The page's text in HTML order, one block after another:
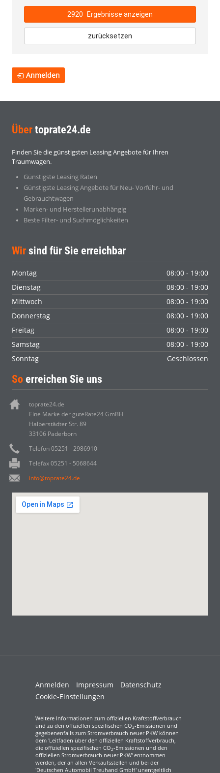
2920 Ergebnisse anzeigen
zurücksetzen
Anmelden
Über toprate24.de
Finden Sie die günstigsten Leasing Angebote für Ihren
Traumwagen.
Günstigste Leasing Raten
Günstigste Leasing Angebote für Neu- Vorführ- und
Gebrauchtwagen
Marken- und Herstellerunabhängig
Beste Filter- und Suchmöglichkeiten
Wir sind für Sie erreichbar
Montag
08:00 - 19:00
Dienstag
08:00 - 19:00
Mittwoch
08:00 - 19:00
Donnerstag
08:00 - 19:00
Freitag
08:00 - 19:00
Samstag
08:00 - 19:00
Sonntag
Geschlossen
So erreichen Sie uns
toprate24.de
Eine Marke der guteRate24 GmBH
Halberstädter Str. 89
33106 Paderborn
Telefon 05251 - 2986910
Telefax 05251 - 5068644
info@toprate24.de
Anmelden Impressum
Datenschutz
Cookie-Einstellungen
Weitere Informationen zum offiziellen Kraftstoffverbrauch
und zu den offiziellen spezifischen CO2-Emissionen und
gegebenenfalls zum Stromverbrauch neuer PKW können
dem 'Leitfaden über den offiziellen Kraftstoffverbrauch,
die offiziellen spezifischen CO2-Emissionen und den
offiziellen Stromverbrauch neuer PKW' entnommen
werden, der an allen Verkaufsstellen und bei der
'Deutschen Automobil Treuhand GmbH' unentgeltlich